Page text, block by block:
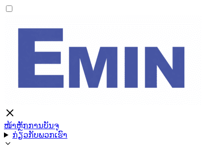
ໜ້າຫຼັກການບັນຈຸ
ກ່ຽວກັບພວກເຮົາ